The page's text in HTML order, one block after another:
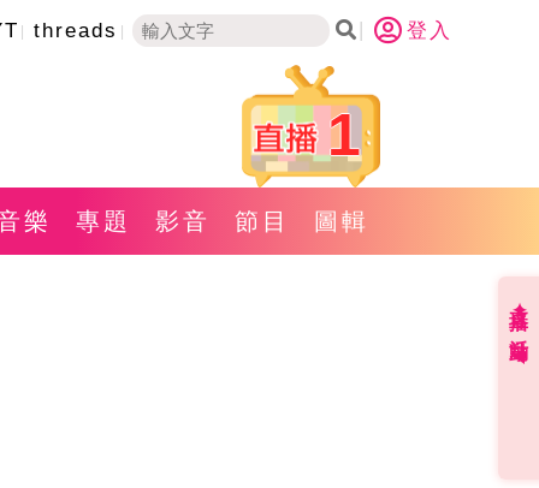
threads 登入
1
樂 專題 影音 節目 圖輯
直播✦活動